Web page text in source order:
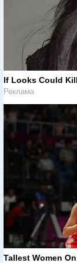
If Looks Could
Реклама
Tallest Women